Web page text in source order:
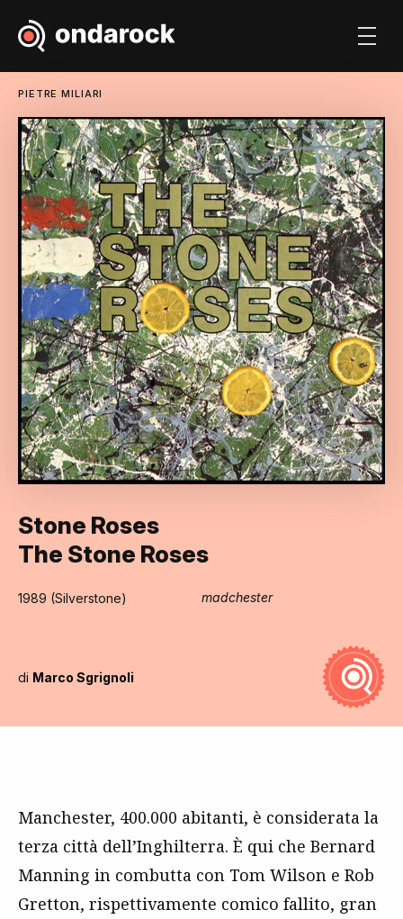
PIETRE MILIARI
Stone Roses
The Stone Roses
1989 (Silverstone) madchester
di Marco Sgrignoli
Manchester, 400.000 abitanti, è considerata la
terza città dell’Inghilterra. È qui che Bernard
Manning in combutta con Tom Wilson e Rob
Gretton, rispettivamente comico fallito, gran